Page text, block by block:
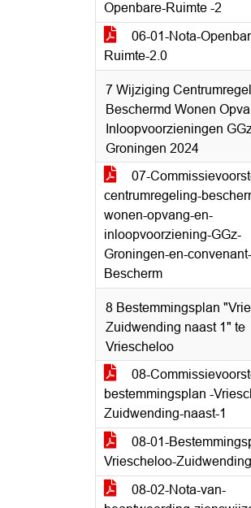
Openbare-Ruimte -2
06-01-Nota-
Ruimte-2.0
7 Wijziging
Beschermd Wonen
Inloopvoorzieningen
Groningen 2024
07-
centrumregeling-
wonen-opvang-en-
inloopvoorziening-GGz-
Groningen-en-convenant-
Bescherm
8 Bestemmingsplan
Zuidwending naast 1" te
Vriescheloo
08-
bestemmingsplan -
Zuidwending-naast-1
08-01-
Vriescheloo-
08-02-Nota-van-